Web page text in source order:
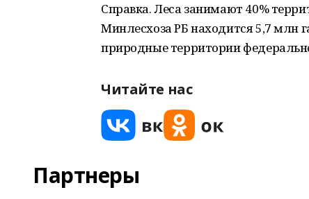
Справка. Леса занимают 40%
Минлесхоза РБ находится 5,7 млн
природные территории
Читайте нас
Партнеры